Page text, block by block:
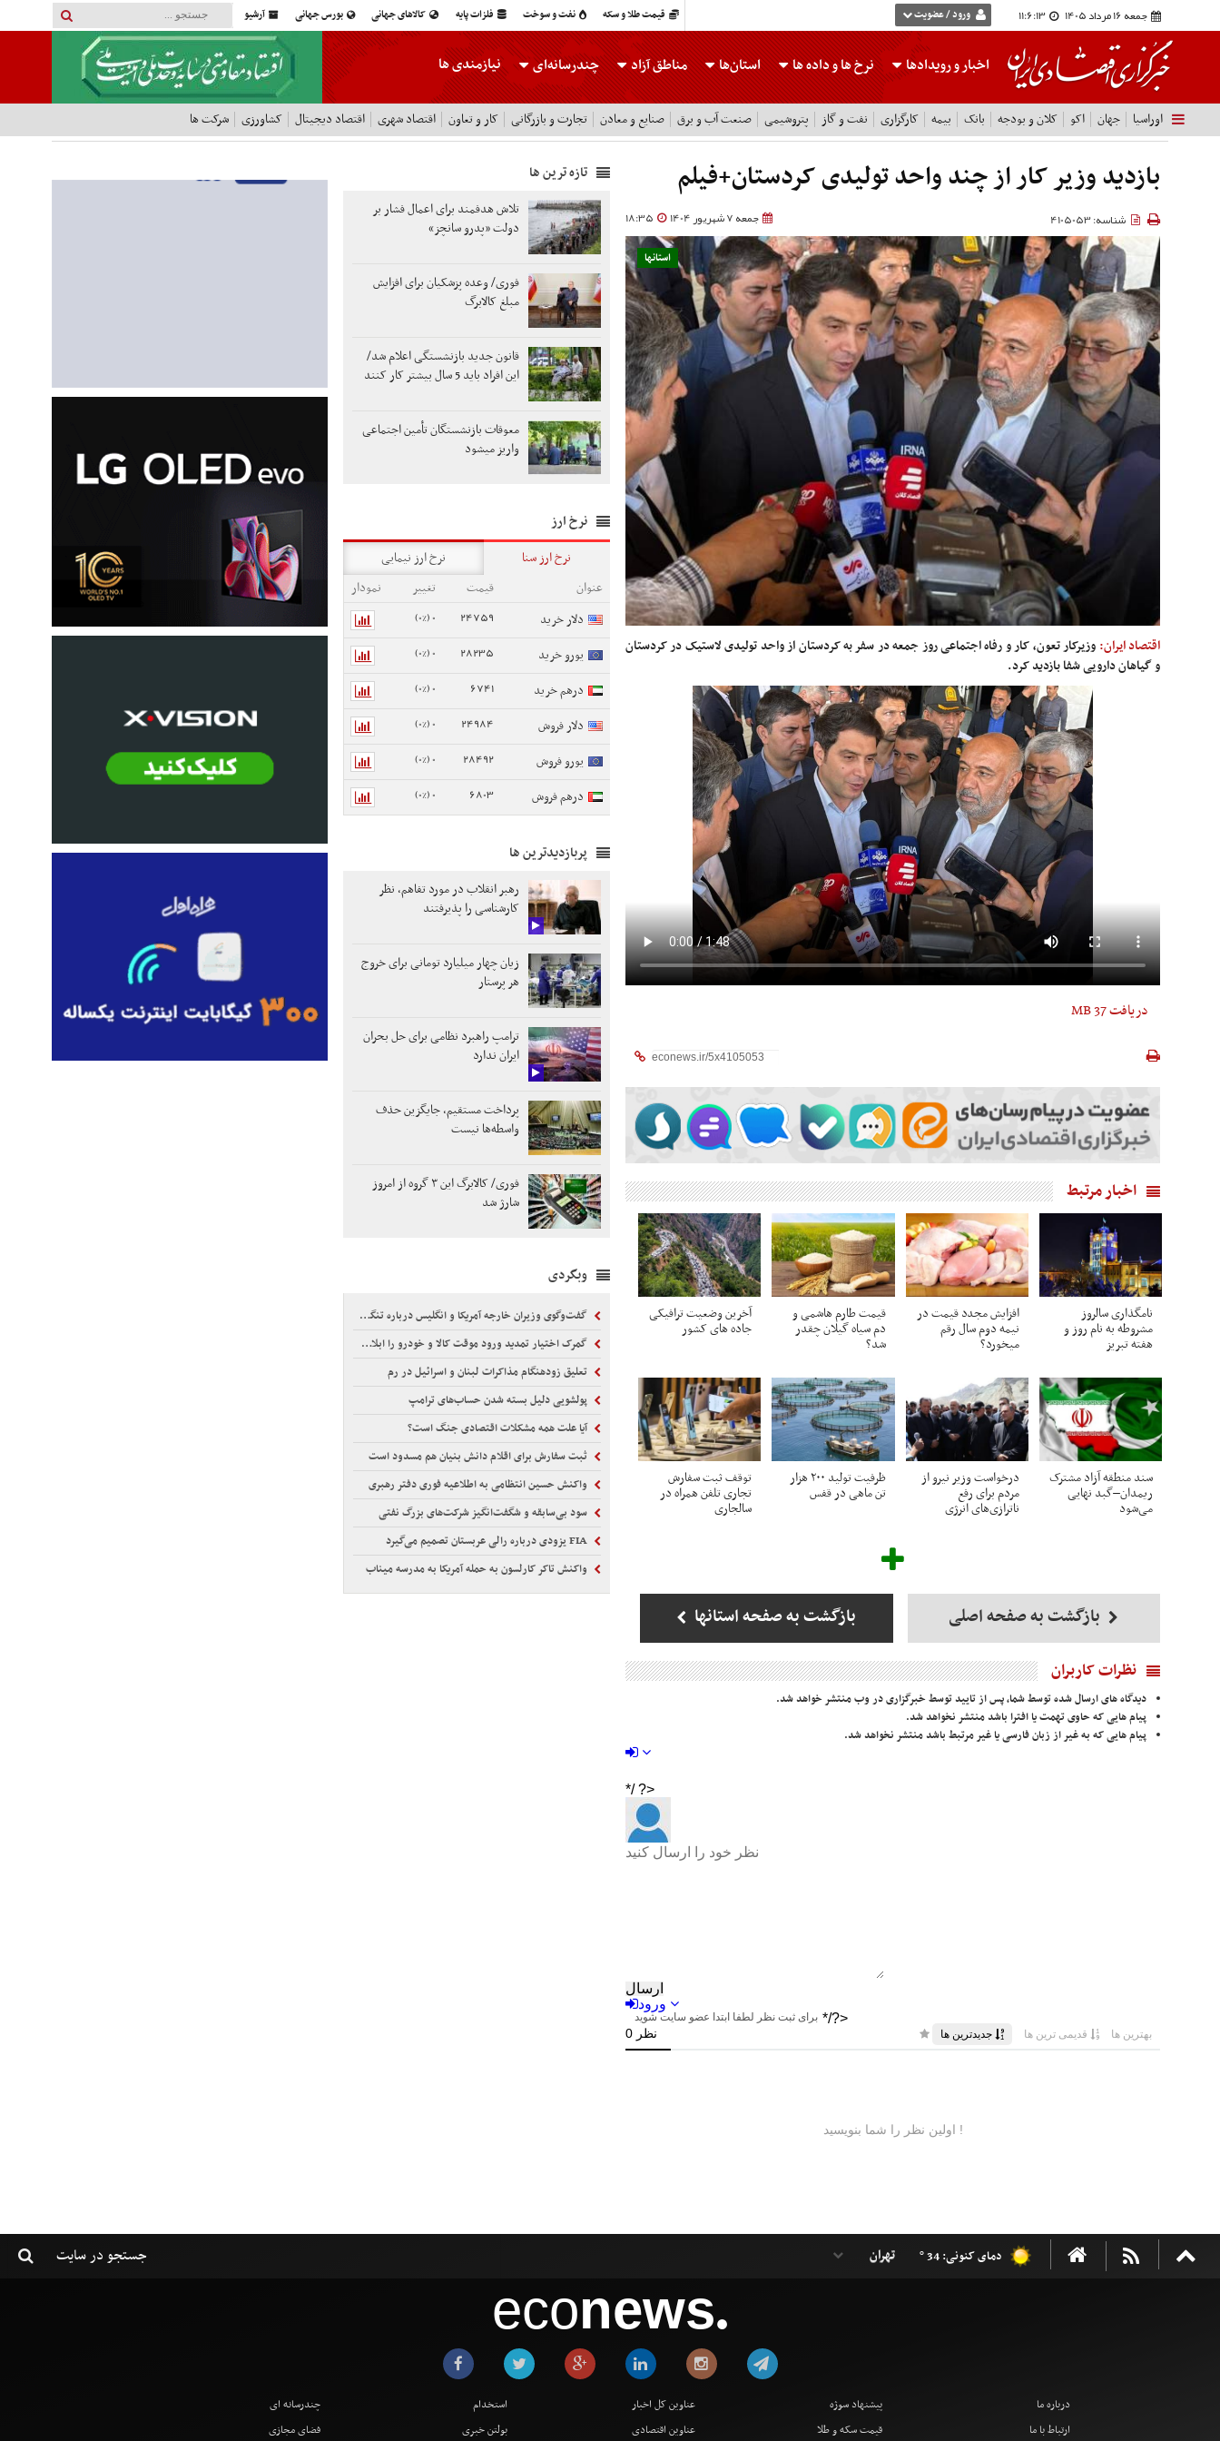
قیمت طلا و سکه نفت و سوخت فلزات پایه کالاهای جهانی بورس جهانی آرشیو جمعه 16 مرداد 1405 11:6:13 ورود / عضویت
اخبار و رویدادها نرخ هاو داده ها استان‌ها مناطق آزاد چندرسانه‌ای نیازمندی ها
اوراسیا جهان اکو کلان و بودجه بانک بیمه کارگزاری نفت و گاز پتروشیمی صنعت آب و برق صنایع و معادن تجارت و بازرگانی کار و تعاون اقتصاد شهری اقتصاد دیجیتال کشاورزی شرکت ها
بازدید وزیر کار از چند واحد تولیدی کردستان+فیلم
جمعه 7 شهریور 1404 18:35 شناسه: 4105053
استانها
اقتصاد ایران: وزیرکار تعون، کار و رفاه اجتماعی روز جمعه در سفر به کردستان از واحد تولیدی لاستیک در کردستان
و گیاهان دارویی شفا بازدید کرد.
دریافت37 MB
اخبار مرتبط
نامگذاری سالروز
مشروطه به نام روز و
هفته تبریز
افزایش مجدد قیمت در
نیمه دوم سال رقم
میخورد؟
قیمت طارم هاشمی و
دم سیاه گیلان چقدر
شد؟
آخرین وضعیت ترافیکی
جاده های کشور
سند منطقه آزاد مشترک
ریمدان–گبد نهایی
می‌شود
درخواست وزیر نیرو از
مردم برای رفع
ناترازی‌های انرژی
ظرفیت تولید ۲۰۰ هزار
تن ماهی در قفس
توقف ثبت سفارش
تجاری تلفن همراه در
سالجاری
بازگشت به صفحه اصلی بازگشت به صفحه استانها
نظرات کاربران
دیدگاه های ارسال شده توسط شما، پس از تایید توسط خبرگزاری در وب منتشر خواهد شد.
پیام هایی که حاوی تهمت یا افترا باشد منتشر نخواهد شد.
پیام هایی که به غیر از زبان فارسی یا غیر مرتبط باشد منتشر نخواهد شد.
تازه ترین ها
تلاش هدفمند برای اعمال فشار بر
دولت «پدرو سانچز»
فوری/ وعده پزشکیان برای افزایش
مبلغ کالابرگ
قانون جدید بازنشستگی اعلام شد/
این افراد باید 5 سال بیشتر کار کنند
معوقات بازنشستگان تأمین اجتماعی
واریز میشود
نرخ ارز
نرخ ارز سنا
نرخ ارز نیمایی
عنوان
قیمت تغییر
نمودار
دلار خرید
24759
0 (0%)
یورو خرید 28235
0 (0%)
درهم خرید 6741
0 (0%)
دلار فروش 24984
0 (0%)
یورو فروش 28492
0 (0%)
درهم فروش 6803
0 (0%)
پربازدیدترین ها
رهبر انقلاب در مورد تفاهم، نظر
کارشناسی را پذیرفتند
زیان چهار میلیارد تومانی برای خروج
هر پرستار
ترامپ راهبرد نظامی برای حل بحران
ایران ندارد
پرداخت مستقیم، جایگزین حذف
واسطه‌ها نیست
فوری/ کالابرگ این ۳ گروه از امروز
شارژ شد
وبگردی
گفت‌وگوی وزیران خارجه آمریکا و انگلیس درباره تنگه هرمز
گمرک اختیار تمدید ورود موقت کالا و خودرو را ابلاغ کرد
تعلیق زودهنگام مذاکرات لبنان و اسرائیل در رم
پولشویی دلیل بسته شدن حساب‌های ترامپ
آیا علت همه مشکلات اقتصادی جنگ است؟
ثبت سفارش برای اقلام دانش بنیان هم مسدود است
واکنش حسین انتظامی به اطلاعیه فوری دفتر رهبری
سود بی‌سابقه و شگفت‌انگیز شرکت‌های بزرگ نفتی
واکنش تاکر کارلسون به حمله آمریکا به مدرسه میناب
دمای کنونی: 34 °
econews●
درباره ما
ارتباط با ما
پیشنهاد سوژه
قیمت سکه و طلا
عناوین کل اخبار
عناوین اقتصادی
استخدام
بولتن خبری
چندرسانه ای
فضای مجازی